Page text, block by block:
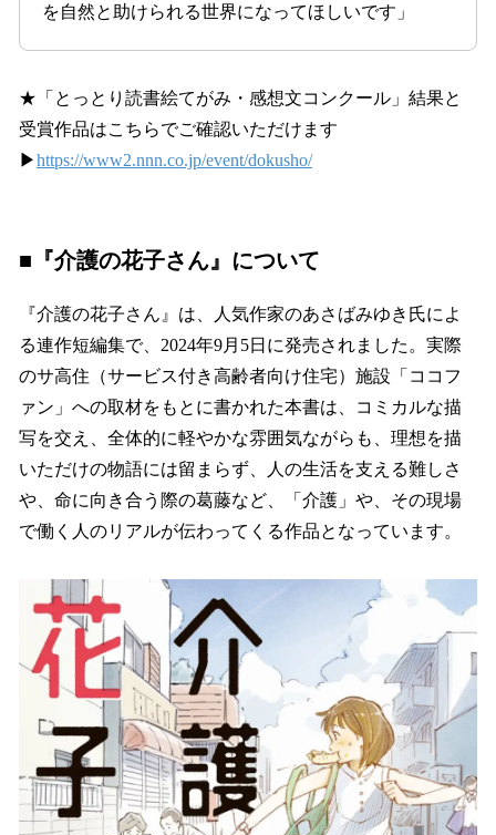
を自然と助けられる世界になってほしいです」
★「とっとり読書絵てがみ・感想文コンクール」結果と
受賞作品はこちらでご確認いただけます
▶https://www2.nnn.co.jp/event/dokusho/
■『介護の花子さん』について
『介護の花子さん』は、人気作家のあさばみゆき氏によ
る連作短編集で、2024年9月5日に発売されました。実際
のサ高住（サービス付き高齢者向け住宅）施設「ココフ
ァン」への取材をもとに書かれた本書は、コミカルな描
写を交え、全体的に軽やかな雰囲気ながらも、理想を描
いただけの物語には留まらず、人の生活を支える難しさ
や、命に向き合う際の葛藤など、「介護」や、その現場
で働く人のリアルが伝わってくる作品となっています。